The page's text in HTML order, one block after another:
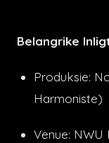
Belangrike
Produksie:
Harmoniste)
Venue: